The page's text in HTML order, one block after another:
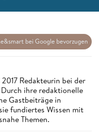
bei Google bevorzugen
Redakteurin bei der
ihre redaktionelle
Gastbeiträge in
fundiertes Wissen mit
Themen.